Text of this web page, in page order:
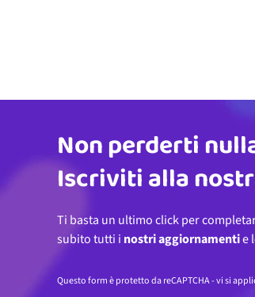
Indirizzo email
Non perderti
Iscriviti alla
Ti basta un ultimo click per
subito tutti i nostri aggiornamentie
Questo form è protetto da reCAPTCHA - vi si